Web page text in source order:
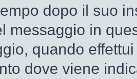
dopo il suo
messaggio in
quando
dove viene